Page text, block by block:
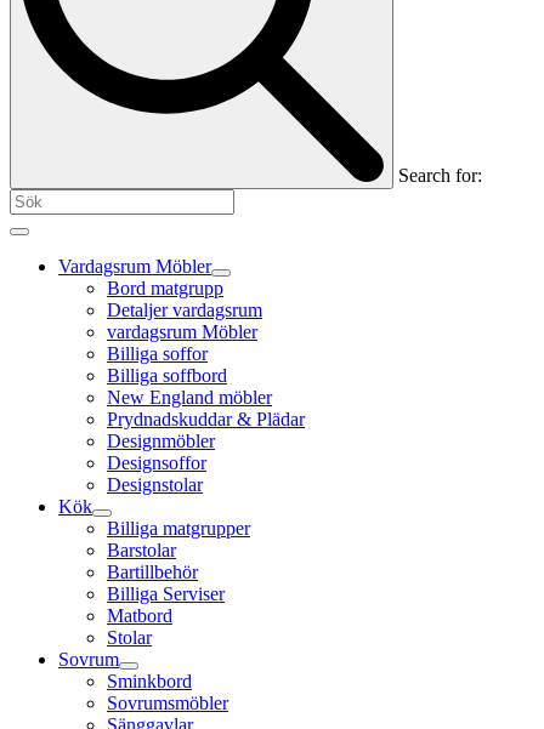
Search for:
Vardagsrum Möbler
Bord matgrupp
Detaljer vardagsrum
vardagsrum Möbler
Billiga soffor
Billiga soffbord
New England möbler
Prydnadskuddar & Plädar
Designmöbler
Designsoffor
Designstolar
Kök
Billiga matgrupper
Barstolar
Bartillbehör
Billiga Serviser
Matbord
Stolar
Sovrum
Sminkbord
Sovrumsmöbler
Sänggavlar